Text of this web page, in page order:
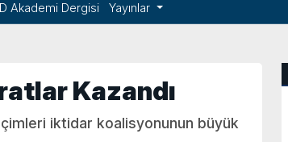
Akademi Dergisi Yayınlar
Kazandı
iktidar koalisyonunun büyük